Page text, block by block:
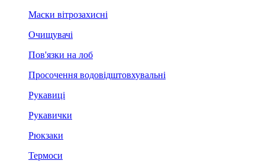
Маски вітрозахисні
Очищувачі
Пов'язки на лоб
Просочення водовідштовхувальні
Рукавиці
Рукавички
Рюкзаки
Термоси